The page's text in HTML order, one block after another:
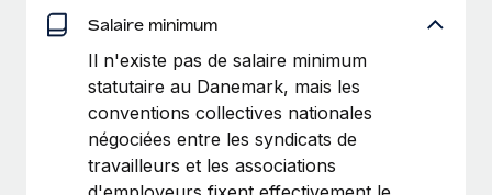
Gérez facilement les avantages sociaux
toute taille à embaucher, gérer et payer...
En savoir plus
Comment Phiture gère ses 55 employés
répartis dans 19 pays grâce à Remote
Salaire minimum
Il n'existe pas de salaire minimum
statutaire au Danemark, mais les
conventions collectives nationales
négociées entre les syndicats de
travailleurs et les associations